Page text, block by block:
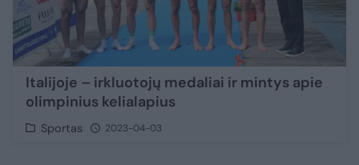
Italijoje – irkluotojų medaliai ir mintys apie
olimpinius kelialapius
Sportas 2023-04-03